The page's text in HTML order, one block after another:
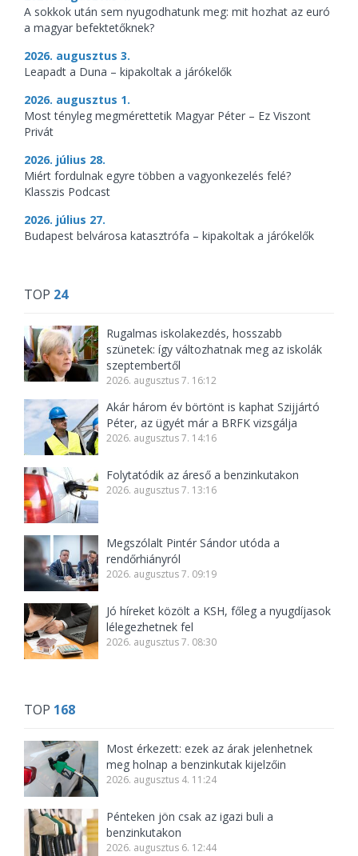
A sokkok után sem nyugodhatunk meg: mit hozhat az euró
a magyar befektetőknek?
2026. augusztus 3.
Leapadt a Duna – kipakoltak a járókelők
2026. augusztus 1.
Most tényleg megmérettetik Magyar Péter – Ez Viszont
Privát
2026. július 28.
Miért fordulnak egyre többen a vagyonkezelés felé?
Klasszis Podcast
2026. július 27.
Budapest belvárosa katasztrófa – kipakoltak a járókelők
TOP 24
Rugalmas iskolakezdés, hosszabb
szünetek: így változhatnak meg az iskolák
szeptembertől
2026. augusztus 7. 16:12
Akár három év börtönt is kaphat Szijjártó
Péter, az ügyét már a BRFK vizsgálja
2026. augusztus 7. 14:16
Folytatódik az áreső a benzinkutakon
2026. augusztus 7. 13:16
Megszólalt Pintér Sándor utóda a
rendőrhiányról
2026. augusztus 7. 09:19
Jó híreket közölt a KSH, főleg a nyugdíjasok
lélegezhetnek fel
2026. augusztus 7. 08:30
TOP 168
Most érkezett: ezek az árak jelenhetnek
meg holnap a benzinkutak kijelzőin
2026. augusztus 4. 11:24
Pénteken jön csak az igazi buli a
benzinkutakon
2026. augusztus 6. 12:44